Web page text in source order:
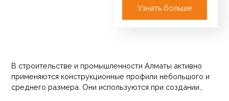
ОК оцинкованная Лист…
Узнать больше
В строительстве и промышленности Алматы активно
применяются конструкционные профили небольшого и
среднего размера. Они используются при создании